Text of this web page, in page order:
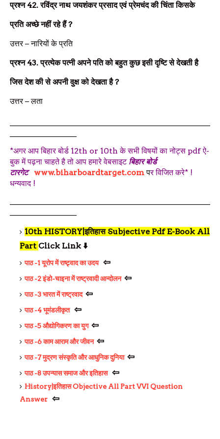
प्रश्न 42.रविंद्र नाथ जयशंकर प्रसाद एवं प्रेमचंद की चिंता किसके
प्रति अच्छे नहीं रहे हैं?
उत्तर –नारियों के प्रति
प्रश्न 43.प्रत्येक पत्नी अपने पति को बहुत कुछ इसी दृष्टि से देखती है
जिस देश की से अपनी वुक्ष को देखता है?
उत्तर –लता
*अगर आप बिहार बोर्ड 12th or 10th के सभी विषयों का नोट्स pdf ऐ-
बुक में पढ़ना चाहते है तो आप हमारे वेबसाइट बिहार बोर्ड
टारगेट
www.biharboardtarget.comपर विजित करे* !
धन्यवाद !
10th HISTORY|इतिहास Subjective Pdf E-Book All
Part Click Link ⬇️
पाठ -1यूरोप में राष्ट्र्वाद का उदय ⇦
पाठ -2इंडो-चाइना में राष्ट्रवादी आन्दोलन ⇦
पाठ -3भारत में राष्ट्रवाद ⇦
पाठ -4भूमंडलीकृत ⇦
पाठ -5औद्योगिकरण का युग ⇦
पाठ -6काम आराम और जीवन ⇦
पाठ -7मुद्रण संस्कृति और आधुनिक दुनिया ⇦
पाठ -8उपन्यास समाज और इतिहास ⇦
History|इतिहास Objective All Part VVI Question
Answer ⇦